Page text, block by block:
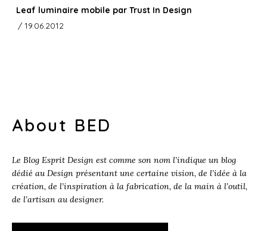
Leaf luminaire mobile par Trust In Design
/ 19.06.2012
About BED
Le Blog Esprit Design est comme son nom l’indique un blog
dédié au Design présentant une certaine vision, de l’idée à la
création, de l’inspiration à la fabrication, de la main à l’outil,
de l’artisan au designer.